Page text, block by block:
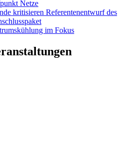
Netze
kritisieren Referentenentwurf des
im Fokus